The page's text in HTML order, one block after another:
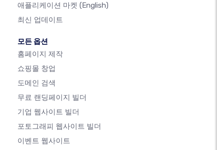
애플리케이션 마켓 (English)
최신 업데이트
모든 옵션
홈페이지 제작
쇼핑몰 창업
도메인 검색
무료 랜딩페이지 빌더
기업 웹사이트 빌더
포토그래피 웹사이트 빌더
이벤트 웹사이트